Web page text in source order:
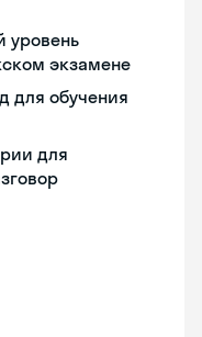
уровень
экзамене
для обучения
для